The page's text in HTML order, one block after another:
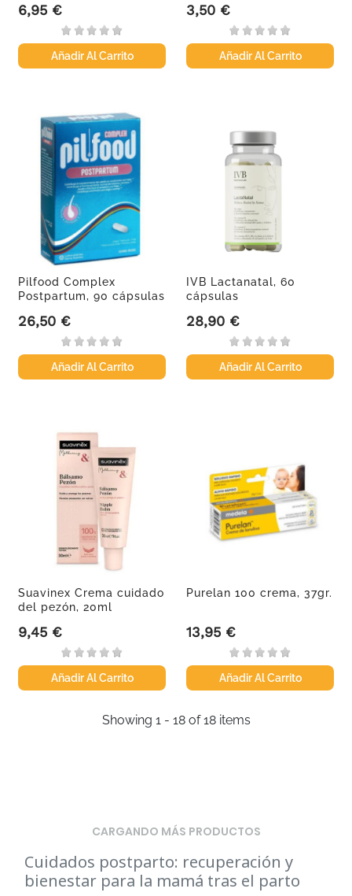
Precio
6,95 €
Añadir Al Carrito
Precio
3,50 €
Añadir Al Carrito
Pilfood Complex
Postpartum, 90 cápsulas
Precio
26,50 €
Añadir Al Carrito
IVB Lactanatal, 60
cápsulas
Precio
28,90 €
Añadir Al Carrito
Suavinex Crema cuidado
del pezón, 20ml
Precio
9,45 €
Añadir Al Carrito
Purelan 100 crema, 37gr.
Precio
13,95 €
Añadir Al Carrito
Showing 1 - 18 of 18 items
CARGANDO MÁS PRODUCTOS
Cuidados postparto: recuperación y
bienestar para la mamá tras el parto